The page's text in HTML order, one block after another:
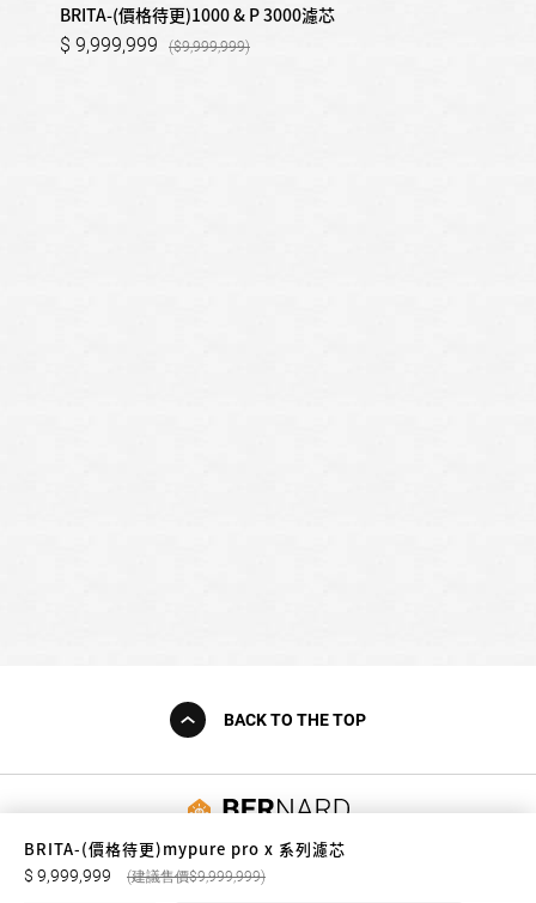
BRITA-(價格待更)mypure pro x 系列濾芯
9,999,999 9,999,999
BRITA-(價格待更)1000 & P 3000濾芯
9,999,999 9,999,999
BACK TO THE TOP
友誠購物